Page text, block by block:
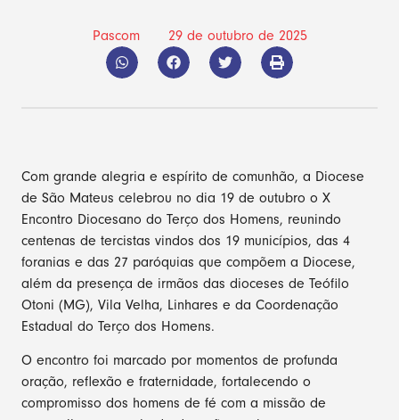
Pascom 29 de outubro de 2025
Com grande alegria e espírito de comunhão, a Diocese
de São Mateus celebrou no dia 19 de outubro o X
Encontro Diocesano do Terço dos Homens, reunindo
centenas de tercistas vindos dos 19 municípios, das 4
foranias e das 27 paróquias que compõem a Diocese,
além da presença de irmãos das dioceses de Teófilo
Otoni (MG), Vila Velha, Linhares e da Coordenação
Estadual do Terço dos Homens.
O encontro foi marcado por momentos de profunda
oração, reflexão e fraternidade, fortalecendo o
compromisso dos homens de fé com a missão de